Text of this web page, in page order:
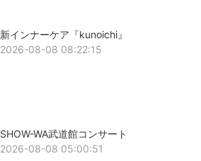
新インナーケア『kunoichi』
2026-08-08 08:22:15
SHOW-WA武道館コンサート
2026-08-08 05:00:51